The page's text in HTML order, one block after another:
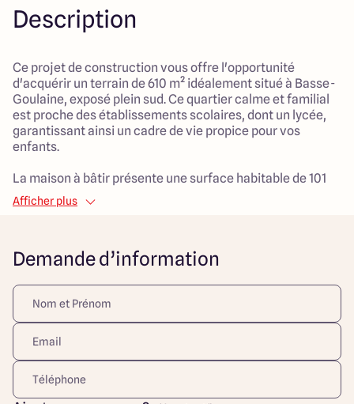
Description
Ce projet de construction vous offre l'opportunité
d'acquérir un terrain de 610 m² idéalement situé à Basse-
Goulaine, exposé plein sud. Ce quartier calme et familial
est proche des établissements scolaires, dont un lycée,
garantissant ainsi un cadre de vie propice pour vos
enfants.
La maison à bâtir présente une surface habitable de 101
m² et se distingue par son agencement optimisé, avec un
spacieux salon de 45 m² où toute la famille pourra se
chaque membre de la famille. L’ensemble est complété
supplémentaire pour vos besoins.
Ce projet représente une combinaison parfaite de
modernité et de tradition, avec un style de construction
classique qui saura intégrer harmonieusement
l'environnement. La taille généreuse du terrain et le
volume habitable spacieux vous permettent de profiter
d’un cadre de vie fonctionnel et agréable, tout en étant
Afficher plus
Demande d’information